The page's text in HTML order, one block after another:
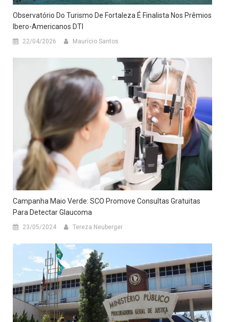
Observatório Do Turismo De Fortaleza É Finalista Nos Prêmios
Ibero-Americanos DTI
22/04/2026 Maurício Santos
Campanha Maio Verde: SCO Promove Consultas Gratuitas
Para Detectar Glaucoma
23/05/2024 Tereza Neuberger